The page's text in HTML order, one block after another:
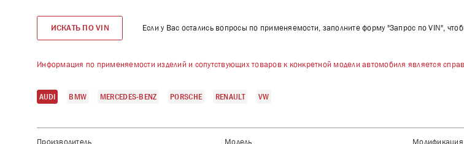
ИСКАТЬ ПО VIN Если у Вас остались вопросы по применяемости, заполните форму "Запрос по VIN",
Информация по применяемости изделий и сопутствующих товаров к конкретной модели автомобиля является
AUDI BMW MERCEDES-BENZ PORSCHE RENAULT VW
Производитель Модель Модификация